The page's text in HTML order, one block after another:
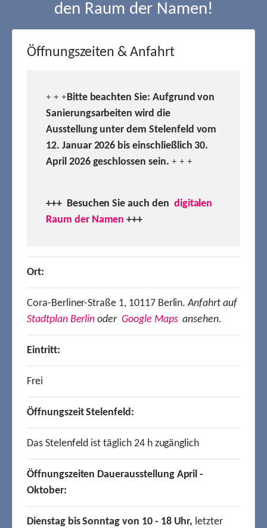
den Raum der Namen!
Öffnungszeiten & Anfahrt
+ + +Bitte beachten Sie: Aufgrund von
Sanierungsarbeiten wird die
Ausstellung unter dem Stelenfeld vom
12. Januar 2026 bis einschließlich 30.
April 2026 geschlossen sein. + + +
+++ Besuchen Sie auch den digitalen
Raum der Namen +++
Ort:
Cora-Berliner-Straße 1, 10117 Berlin.Anfahrt auf
Stadtplan Berlin oder Google Mapsansehen.
Eintritt:
Frei
Öffnungszeit Stelenfeld:
Das Stelenfeld ist täglich 24 h zugänglich
Öffnungszeiten Dauerausstellung April -
Oktober:
Dienstag bis Sonntag von 10 - 18 Uhr, letzter